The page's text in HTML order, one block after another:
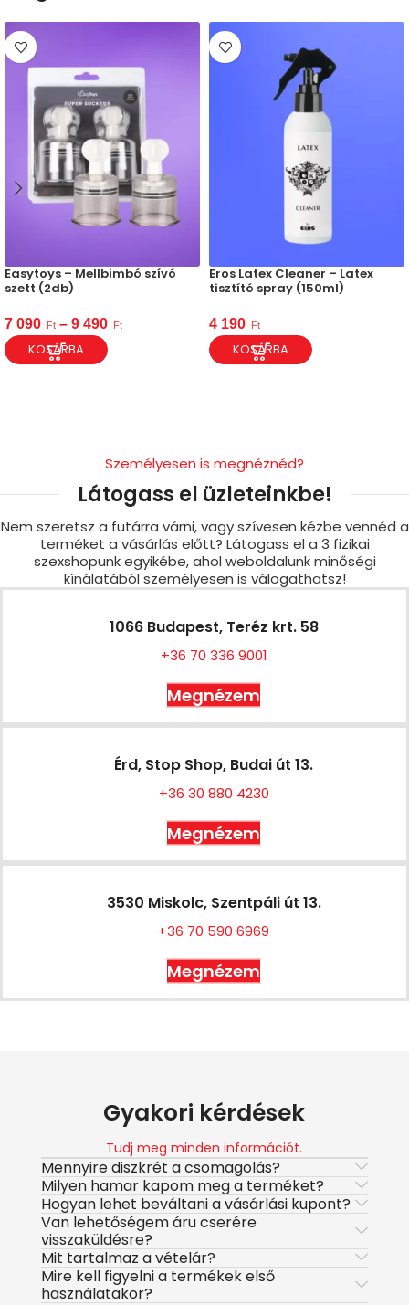
Easytoys – Mellbimbó szívó
szett (2db)
7 090 Ft – 9 490 Ft
KOSÁRBA
Eros Latex Cleaner – Latex
tisztító spray (150ml)
4 190 Ft
KOSÁRBA
Személyesen is megnéznéd?
Látogass el üzleteinkbe!
Nem szeretsz a futárra várni, vagy szívesen kézbe vennéd a
terméket a vásárlás előtt? Látogass el a 3 fizikai
szexshopunk egyikébe, ahol weboldalunk minőségi
kínálatából személyesen is válogathatsz!
1066 Budapest, Teréz krt. 58
+36 70 336 9001
Megnézem
Érd, Stop Shop, Budai út 13.
+36 30 880 4230
Megnézem
3530 Miskolc, Szentpáli út 13.
+36 70 590 6969
Megnézem
Gyakori kérdések
Tudj meg minden információt.
Mennyire diszkrét a csomagolás?
Milyen hamar kapom meg a terméket?
Hogyan lehet beváltani a vásárlási kupont?
Van lehetőségem áru cserére
visszaküldésre?
Mit tartalmaz a vételár?
Mire kell figyelni a termékek első
használatakor?